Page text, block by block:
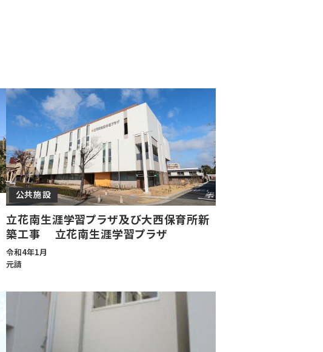
公共施設
立花南生涯学習プラザ及び大西保育所新
築工事 立花南生涯学習プラザ
令和4年1月
元請